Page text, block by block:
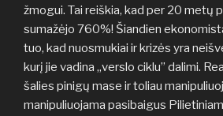
žmogui. Tai reiškia, kad per 20 metų
sumažėjo 760%! Šiandien
tuo, kad nuosmukiai ir krizės yra
kurį jie vadina „verslo ciklu” dalimi.
šalies pinigų mase ir toliau
manipuliuojama pasibaigus